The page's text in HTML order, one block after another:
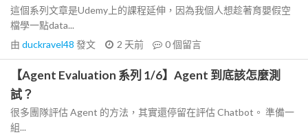
這個系列文章是Udemy上的課程延伸，因為我個人想趁著育嬰假空
檔學一點data...
由 duckravel48 發文 2 天前 0個留言
【Agent Evaluation 系列 1/6】Agent 到底該怎麼測
試？
很多團隊評估 Agent 的方法，其實還停留在評估 Chatbot。 準備一
組...